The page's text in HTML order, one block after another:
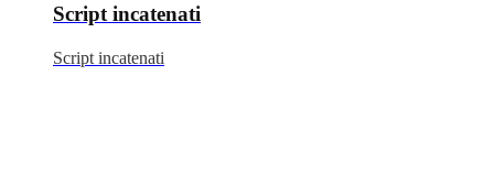
Script incatenati
Script incatenati